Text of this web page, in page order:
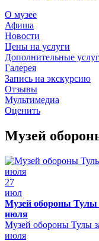
О музее
Афиша
Новости
Цены на услуги
Дополнительные
Галерея
Запись на экскурсию
Отзывы
Мультимедиа
Оценить
Музей
27
июл
Музей обороны Тулы
июля
Музей обороны Тулы
июля